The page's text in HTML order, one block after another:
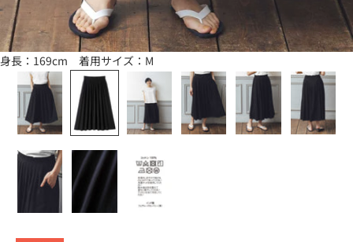
身長：169cm 着用サイズ：M